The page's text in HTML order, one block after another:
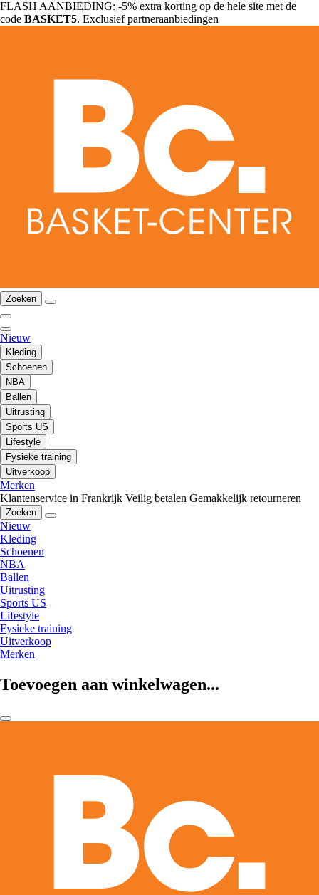
FLASH AANBIEDING: -5% extra korting op de hele site met de
code BASKET5. Exclusief partneraanbiedingen
Zoeken
Nieuw
Kleding
Schoenen
NBA
Ballen
Uitrusting
Sports US
Lifestyle
Fysieke training
Uitverkoop
Merken
Klantenservice in Frankrijk Veilig betalen Gemakkelijk retourneren
Zoeken
Nieuw
Kleding
Schoenen
NBA
Ballen
Uitrusting
Sports US
Lifestyle
Fysieke training
Uitverkoop
Merken
Toevoegen aan winkelwagen...